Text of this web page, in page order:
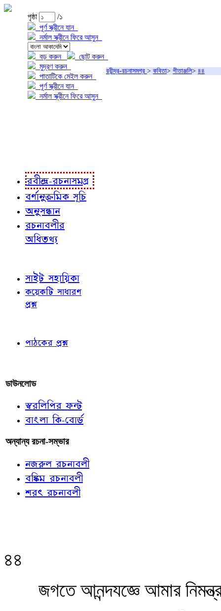
পৃষ্ঠা
/১
পূর্ণ স্ক্রীনে যান
নর্মাল স্ক্রীনে ফিরে আসুন
বড় করুন
ছোট করুন
মুদ্রণ করুন
পাতাটিকে মেইল করুন
পূর্ণ স্ক্রীনে যান
নর্মাল স্ক্রীনে ফিরে আসুন
রবীন্দ্র-রচনাসমগ্র > কবিতা> গীতাঞ্জলি> ৪৪
রবীন্দ্র-রচনাসমগ্র
বর্ণানুক্রমিক সূচি
অনুসন্ধান
রচনাবলীর
অধিতথ্য
সাইট সহায়িকা
কয়েকটি সাধারণ
প্রশ্ন
পাঠকের প্রশ্ন
ডাউনলোড
স্বরলিপির ফন্ট
বাংলা কি-বোর্ড
অন্যান্য রচনা-সম্ভার
নজরুল রচনাবলী
বঙ্কিম রচনাবলী
শরৎ রচনাবলী
৪৪
জগতে আনন্দযজ্ঞে আমার